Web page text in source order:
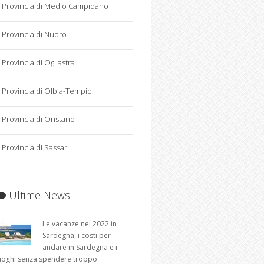
Provincia di Medio Campidano
Provincia di Nuoro
Provincia di Ogliastra
Provincia di Olbia-Tempio
Provincia di Oristano
Provincia di Sassari
Ultime News
Le vacanze nel 2022 in
Sardegna, i costi per
andare in Sardegna e i
senza spendere troppo